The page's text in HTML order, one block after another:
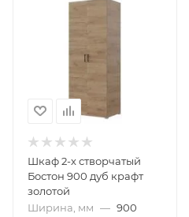
Шкаф 2-х створчатый
Бостон 900 дуб крафт
золотой
Ширина, мм — 900